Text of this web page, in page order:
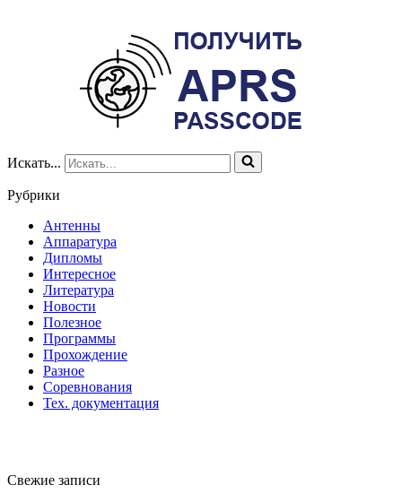
Искать...
Рубрики
Антенны
Аппаратура
Дипломы
Интересное
Литература
Новости
Полезное
Программы
Прохождение
Разное
Соревнования
Тех. документация
Свежие записи